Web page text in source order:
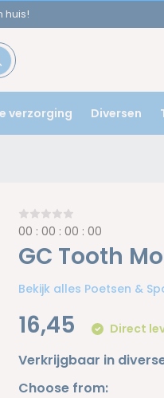
verzorging Diversen
00 :00 :00 :00
GC Tooth
Bekijk alles Poetsen &
16,45 Direct
Verkrijgbaar in
Choose from: